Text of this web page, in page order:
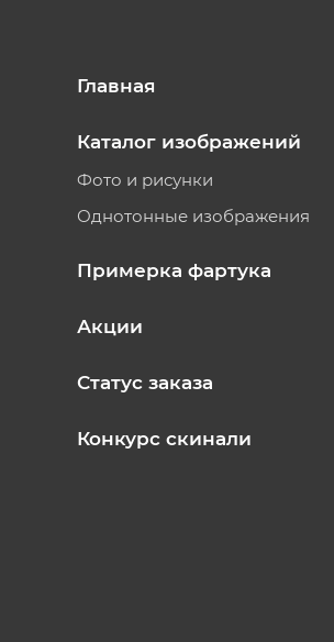
Главная
Каталог изображений
Фото и рисунки
Однотонные изображения
Примерка фартука
Акции
Статус заказа
Конкурс скинали